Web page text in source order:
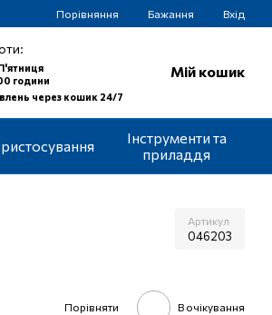
Порівняння Бажання Вхід
години
через кошик 24/7
Мій кошик
Інструменти та
приладдя
Артикул
046203
Порівняти В очікування